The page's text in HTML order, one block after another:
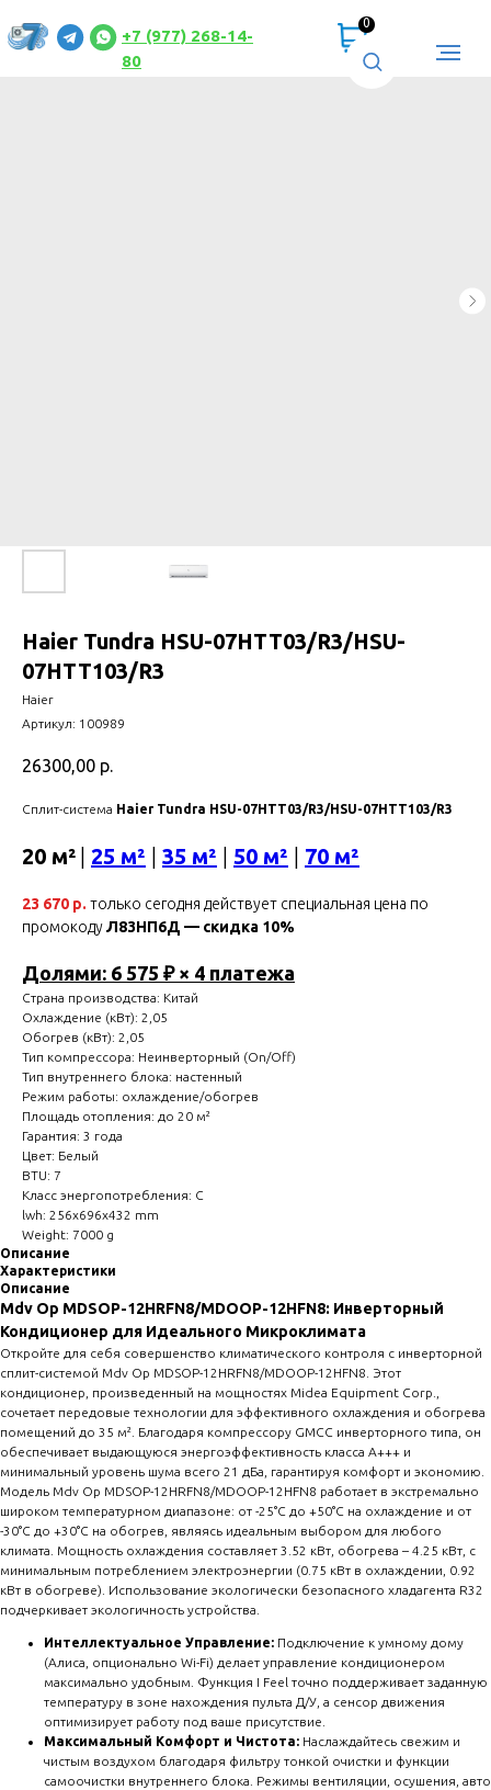
+7 (977) 268-14-
80
0
Haier Tundra HSU-07HTT03/R3/HSU-
07HTT103/R3
Haier
Артикул: 100989
26300,00 р.
Сплит-система Haier Tundra HSU-07HTT03/R3/HSU-07HTT103/R3
20 м² 25 м² 35 м² 50 м² 70 м²
23 670 р. только сегодня действует специальная цена по
промокодуЛ83НП6Д — скидка 10%
Долями: 6 575 ₽ × 4 платежа
Страна производства: Китай
Охлаждение (кВт): 2,05
Обогрев (кВт): 2,05
Тип компрессора: Неинверторный (On/Off)
Тип внутреннего блока: настенный
Режим работы: охлаждение/обогрев
Площадь отопления: до 20 м²
Гарантия: 3 года
Цвет: Белый
BTU: 7
Класс энергопотребления: C
lwh: 256x696x432 mm
Weight: 7000 g
Описание
Характеристики
Описание
Mdv Op MDSOP-12HRFN8/MDOOP-12HFN8: Инверторный
Кондиционер для Идеального Микроклимата
Откройте для себя совершенство климатического контроля с инверторной
сплит-системой Mdv Op MDSOP-12HRFN8/MDOOP-12HFN8. Этот
кондиционер, произведенный на мощностях Midea Equipment Corp.,
сочетает передовые технологии для эффективного охлаждения и обогрева
помещений до 35 м². Благодаря компрессору GMCC инверторного типа, он
обеспечивает выдающуюся энергоэффективность класса A+++ и
минимальный уровень шума всего 21 дБа, гарантируя комфорт и экономию.
Модель Mdv Op MDSOP-12HRFN8/MDOOP-12HFN8 работает в экстремально
широком температурном диапазоне: от -25°C до +50°C на охлаждение и от
-30°C до +30°C на обогрев, являясь идеальным выбором для любого
климата. Мощность охлаждения составляет 3.52 кВт, обогрева – 4.25 кВт, с
минимальным потреблением электроэнергии (0.75 кВт в охлаждении, 0.92
кВт в обогреве). Использование экологически безопасного хладагента R32
подчеркивает экологичность устройства.
Интеллектуальное Управление: Подключение к умному дому
(Алиса, опционально Wi-Fi) делает управление кондиционером
максимально удобным. Функция I Feel точно поддерживает заданную
температуру в зоне нахождения пульта Д/У, а сенсор движения
оптимизирует работу под ваше присутствие.
Максимальный Комфорт и Чистота: Наслаждайтесь свежим и
чистым воздухом благодаря фильтру тонкой очистки и функции
самоочистки внутреннего блока. Режимы вентиляции, осушения, авто